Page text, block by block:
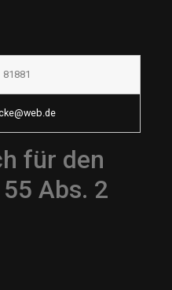
81881
für den
Abs. 2